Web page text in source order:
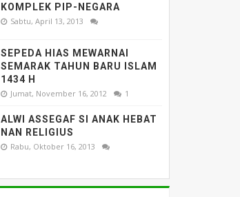
KOMPLEK PIP-NEGARA
Sabtu, April 13, 2013
SEPEDA HIAS MEWARNAI
SEMARAK TAHUN BARU ISLAM
1434 H
Jumat, November 16, 2012 1
ALWI ASSEGAF SI ANAK HEBAT
NAN RELIGIUS
Rabu, Oktober 16, 2013